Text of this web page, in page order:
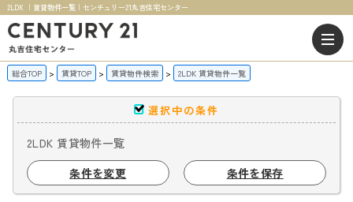
2LDK ｜賃貸物件一覧｜センチュリー21丸吉住宅センター
総合TOP 賃貸TOP 賃貸物件検索 2LDK 賃貸物件一覧
選択中の条件
2LDK 賃貸物件一覧
条件を変更
条件を保存